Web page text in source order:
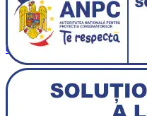
0 items 0,00 lei